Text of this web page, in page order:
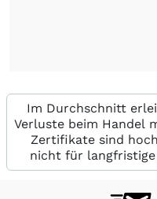
Im Durchschnitt
Verluste beim Handel
Zertifikate sind
nicht für langfristige